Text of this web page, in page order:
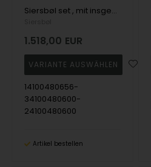
Siersbøl set , mit insgesamt 0,75 ct Top Wesselston VS2
1.518,00 EUR
14100480656-
34100480600-
24100480600
Artikel bestellen